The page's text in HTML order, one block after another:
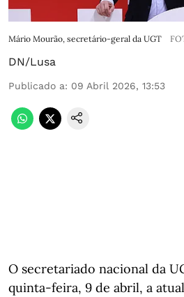
Mário Mourão, secretário-geral da UGT
DN/Lusa
Publicado a: 09 Abril 2026, 13:53
O secretariado nacional da
quinta-feira, 9 de abril, a